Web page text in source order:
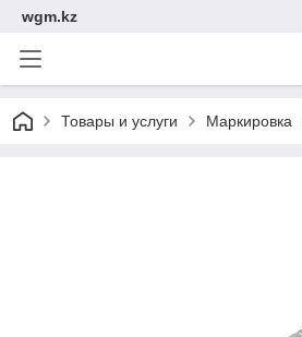
wgm.kz
Товары и услуги Маркировка